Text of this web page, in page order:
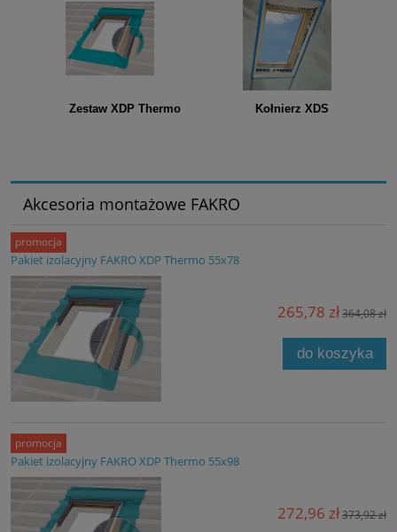
Zestaw XDP Thermo Kołnierz XDS
Akcesoria montażowe FAKRO
Pakiet izolacyjny FAKRO XDP Thermo 55x78
265,78 zł364,08 zł
do koszyka
promocja
Pakiet izolacyjny FAKRO XDP Thermo 55x98
272,96 zł373,92 zł
promocja